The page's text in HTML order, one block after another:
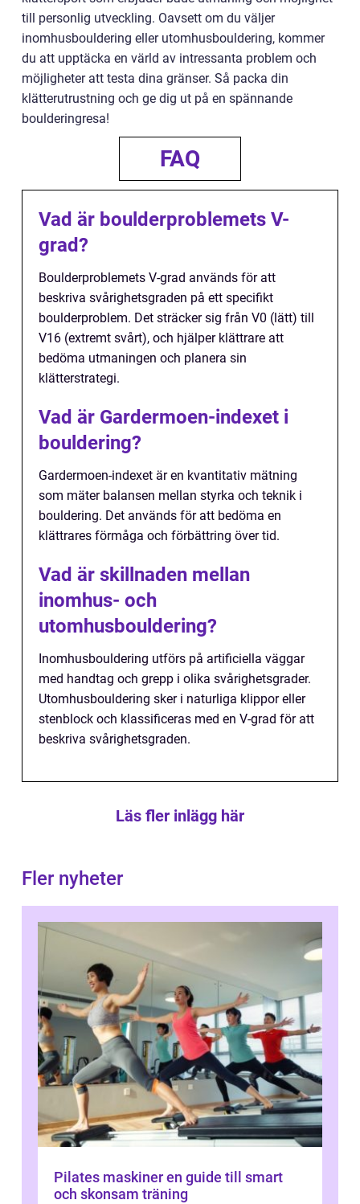
till personlig utveckling. Oavsett om du väljer
inomhusbouldering eller utomhusbouldering, kommer
du att upptäcka en värld av intressanta problem och
möjligheter att testa dina gränser. Så packa din
klätterutrustning och ge dig ut på en spännande
boulderingresa!
FAQ
Vad är boulderproblemets V-
grad?
Boulderproblemets V-grad används för att
beskriva svårighetsgraden på ett specifikt
boulderproblem. Det sträcker sig från V0 (lätt) till
V16 (extremt svårt), och hjälper klättrare att
bedöma utmaningen och planera sin
klätterstrategi.
Vad är Gardermoen-indexet i
bouldering?
Gardermoen-indexet är en kvantitativ mätning
som mäter balansen mellan styrka och teknik i
bouldering. Det används för att bedöma en
klättrares förmåga och förbättring över tid.
Vad är skillnaden mellan
inomhus- och
utomhusbouldering?
Inomhusbouldering utförs på artificiella väggar
med handtag och grepp i olika svårighetsgrader.
Utomhusbouldering sker i naturliga klippor eller
stenblock och klassificeras med en V-grad för att
beskriva svårighetsgraden.
Läs fler inlägg här
Fler nyheter
Pilates maskiner en guide till smart
och skonsam träning